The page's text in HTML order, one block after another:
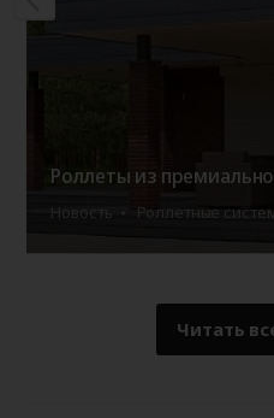
Роллеты из
Новость Роллетные
Читать